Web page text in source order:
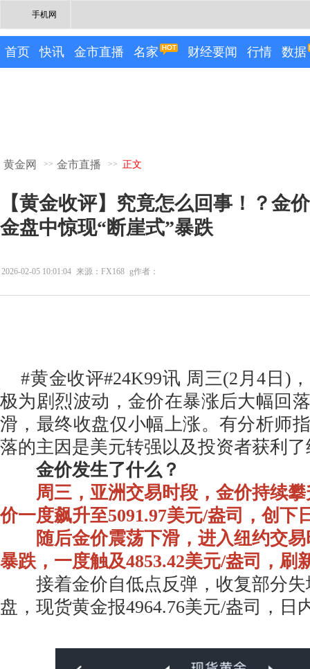
手机网
首页 快讯 金市直播 名家 财经要闻 行情 数据
黄金网 >> 金市直播 >> 正文
【黄金收评】究竟怎么回事！？金
金盘中惊现“断崖式”暴跌
2026-02-05 10:01:04 来源：FX168 g作者：
#黄金收评#24K99讯 周三(2月4日)
极为剧烈波动，金价在暴涨后大幅回
滑，最终收盘仅小幅上涨。有分析师
落的主因是美元转强以及投资者获利
金价发生了什么？
周三，亚洲交易时段，金价持续
价一度飙升至5091.97美元/盎司，创下
随后金价震荡下滑，进入纽约交
暴跌，一度触及4853.42美元/盎司，刷
接着金价自低点反弹，收复部分失
盘，现货黄金报4964.76美元/盎司，日